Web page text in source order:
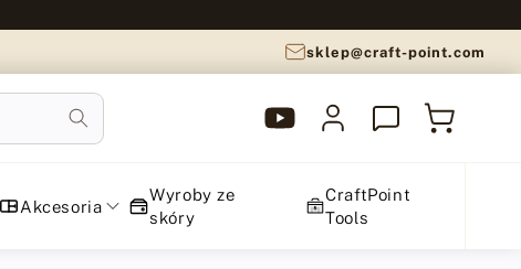
sklep@craft-point.com
YouTube
CraftPoint
Zaloguj
się
Koszyk
Akcesoria
Wyroby ze
skóry
CraftPoint
Tools